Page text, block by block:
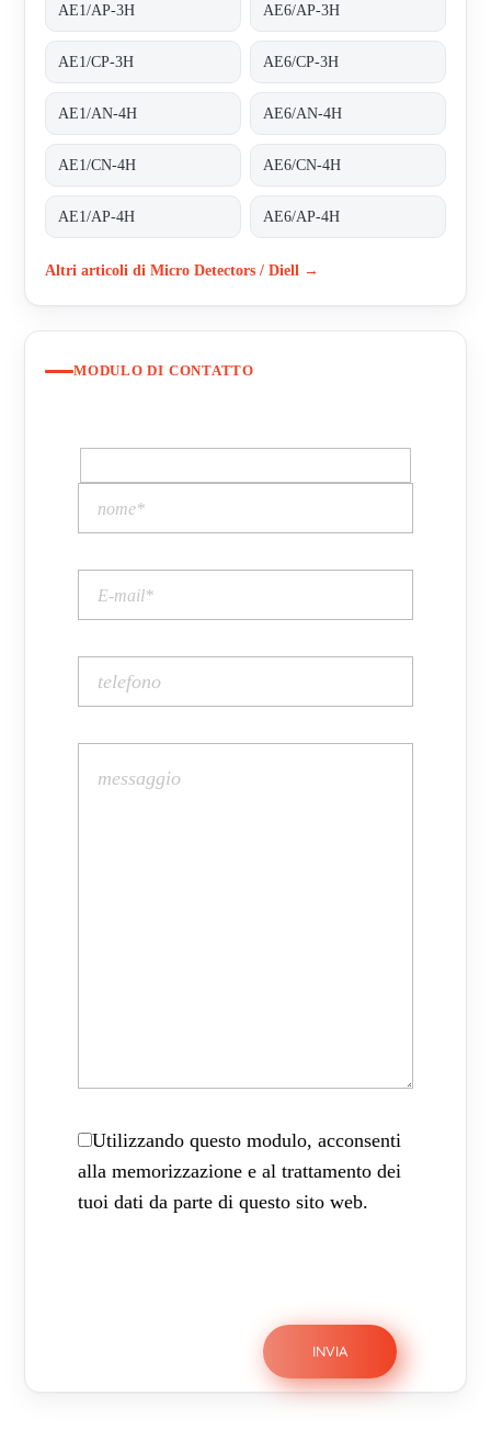
AE1/AP-3H AE6/AP-3H
AE1/CP-3H AE6/CP-3H
AE1/AN-4H AE6/AN-4H
AE1/CN-4H AE6/CN-4H
AE1/AP-4H AE6/AP-4H
Altri articoli di Micro Detectors / Diell →
MODULO DI CONTATTO
Utilizzando questo modulo, acconsenti
alla memorizzazione e al trattamento dei
tuoi dati da parte di questo sito web.